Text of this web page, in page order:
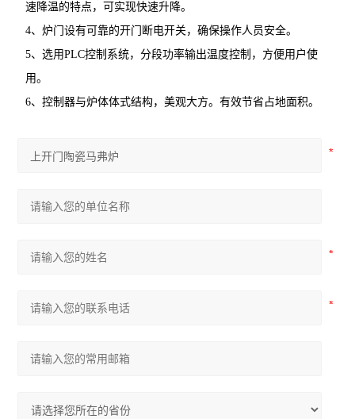
速降温的特点，可实现快速升降。
4、炉门设有可靠的开门断电开关，确保操作人员安全。
5、选用PLC控制系统，分段功率输出温度控制，方便用户使
用。
6、控制器与炉体体式结构，美观大方。有效节省占地面积。